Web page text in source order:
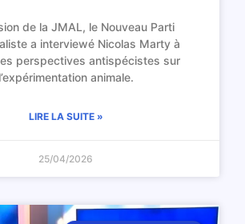
de la JMAL, le Nouveau Parti
a interviewé Nicolas Marty à
perspectives antispécistes sur
l’expérimentation animale.
LIRE LA SUITE »
25/04/2026